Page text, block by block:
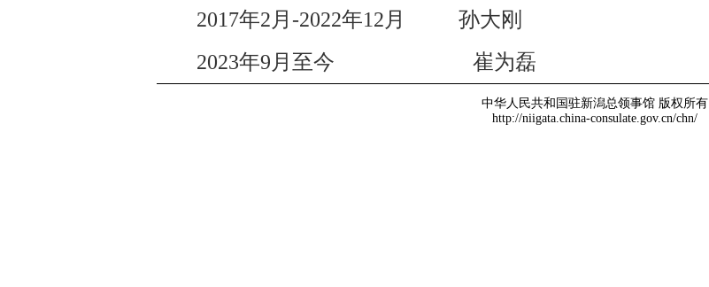
2017年2月-2022年12月 孙大刚
2023年9月至今 崔为磊
中华人民共和国驻新潟总领事馆 版权所有
http://niigata.china-consulate.gov.cn/chn/